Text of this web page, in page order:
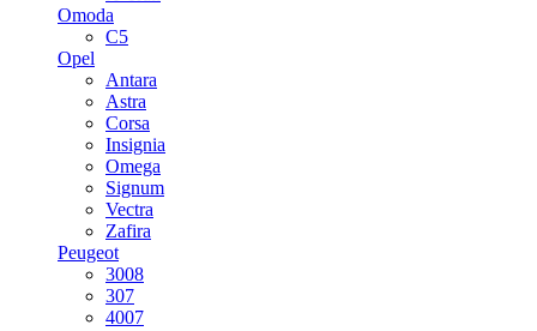
Omoda
C5
Opel
Antara
Astra
Corsa
Insignia
Omega
Signum
Vectra
Zafira
Peugeot
3008
307
4007